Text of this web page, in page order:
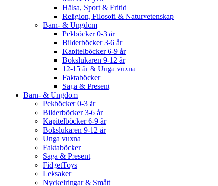
Hälsa, Sport & Fritid
Religion, Filosofi & Naturvetenskap
Barn- & Ungdom
Pekböcker 0-3 år
Bilderböcker 3-6 år
Kapitelböcker 6-9 år
Bokslukaren 9-12 år
12-15 år & Unga vuxna
Faktaböcker
Saga & Present
Barn- & Ungdom
Pekböcker 0-3 år
Bilderböcker 3-6 år
Kapitelböcker 6-9 år
Bokslukaren 9-12 år
Unga vuxna
Faktaböcker
Saga & Present
FidgetToys
Leksaker
Nyckelringar & Smått